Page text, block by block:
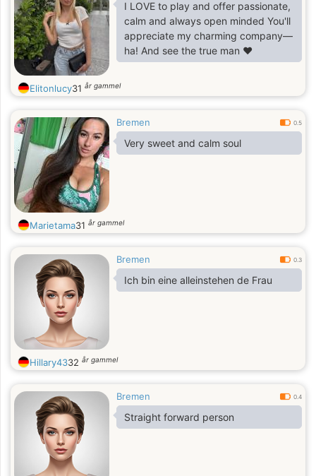
I LOVE to play and offer passionate,
calm and always open minded You'll
appreciate my charming company—
ha! And see the true man ❤️
Elitonlucy31 år gammel
Bremen 0.5
Very sweet and calm soul
Marietama31 år gammel
Bremen 0.3
Ich bin eine alleinstehen de Frau
Hillary4332 år gammel
Bremen 0.4
Straight forward person